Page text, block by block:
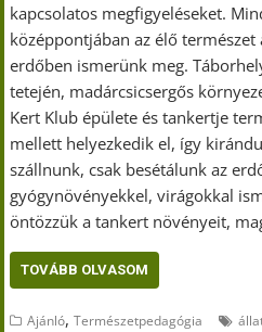
kapcsolatos megfigyeléseket.
középpontjában az élő
erdőben ismerünk meg.
tetején, madárcsicsergős
Kert Klub épülete és tankertje
mellett helyezkedik el, így
szállnunk, csak besétálunk az
gyógynövényekkel, virágokkal
öntözzük a tankert növényeit,
TOVÁBB OLVASOM
Ajánló,Természetpedagógia